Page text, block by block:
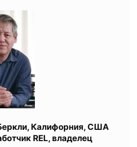
Калифорния, США
REL, владелец